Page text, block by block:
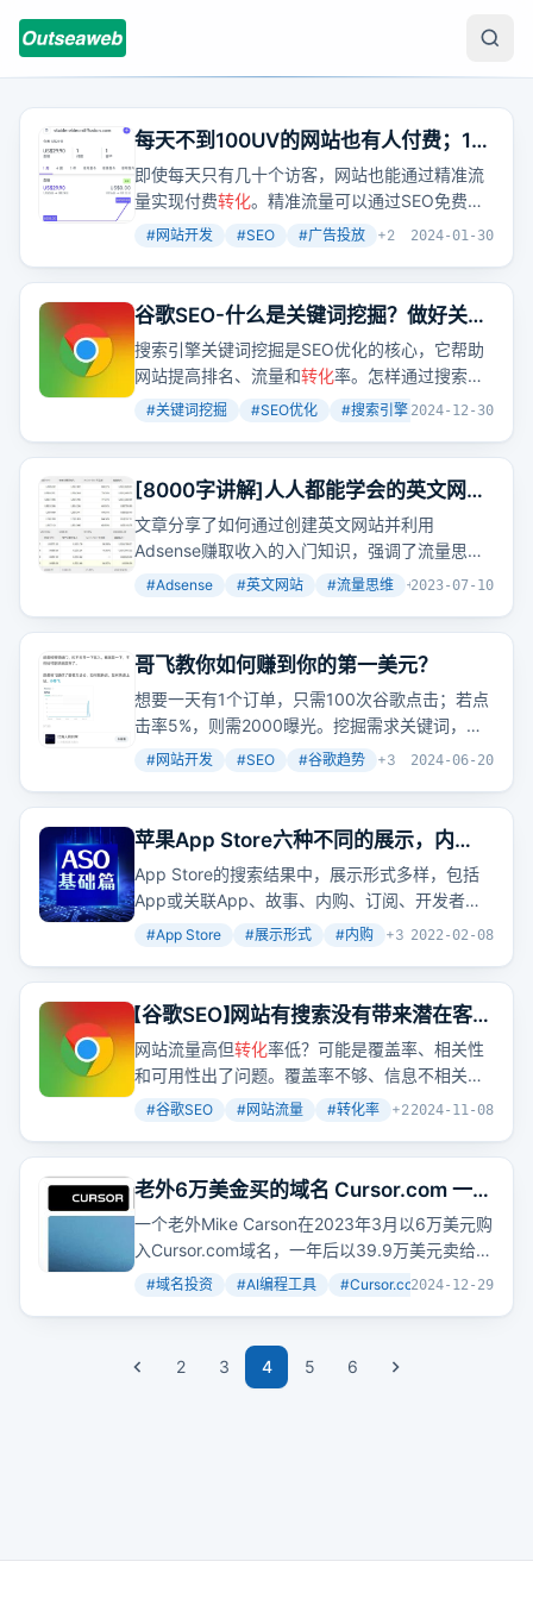
每天不到100UV的网站也有人付费；11
月初做的网站现在已经月收入3000美元
了！
即使每天只有几十个访客，网站也能通过精准流
量实现付费转化。精准流量可以通过SEO免费获
取或通过广告投放付费获取。
#网站开发 #SEO #广告投放 +2 2024-01-30
谷歌SEO-什么是关键词挖掘？做好关键
词的挖掘只需掌握这3种方法！
搜索引擎关键词挖掘是SEO优化的核心，它帮助
网站提高排名、流量和转化率。怎样通过搜索引
擎自动完成、Google Adwords工具和分析竞争
#关键词挖掘 #SEO优化 #搜索引擎 +2
2024-12-30
[8000字讲解]人人都能学会的英文网站
Adsense 赚钱入门
文章分享了如何通过创建英文网站并利用
Adsense赚取收入的入门知识，强调了流量思维
的重要性，并详细介绍了创建网站、获取流量、
#Adsense #英文网站 #流量思维 +4
2023-07-10
哥飞教你如何赚到你的第一美元？
想要一天有1个订单，只需100次谷歌点击；若点
击率5%，则需2000曝光。挖掘需求关键词，利
用谷歌趋势比较，挑选竞争较小的新词，建站加
#网站开发 #SEO #谷歌趋势 +3 2024-06-20
苹果App Store六种不同的展示，内
购，游戏预定（基础篇）
App Store的搜索结果中，展示形式多样，包括
App或关联App、故事、内购、订阅、开发者名
片和联想词。其中，故事和内购的展示位置尤为
#App Store #展示形式 #内购 +3 2022-02-08
【谷歌SEO】网站有搜索没有带来潜在客户
是怎么办？
网站流量高但转化率低？可能是覆盖率、相关性
和可用性出了问题。覆盖率不够、信息不相关、
用户体验差，这些都可能是潜在客户流失的原
呢？
#谷歌SEO #网站流量 #转化率 +22024-11-08
老外6万美金买的域名 Cursor.com 一年
后卖了39.9万美元：聊聊 Cursor 早期
的故事
一个老外Mike Carson在2023年3月以6万美元购
入Cursor.com域名，一年后以39.9万美元卖给AI
编程工具Cursor。这笔交易是偶然的好运还是精
制作，再到AI编程工具的转变。
#域名投资 #AI编程工具 #Cursor.com +2
2024-12-29
2 3 4 5 6